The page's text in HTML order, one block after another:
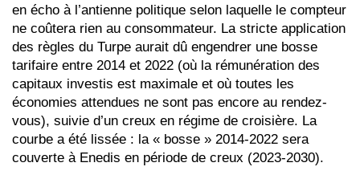
en écho à l’antienne politique selon laquelle le compteur
ne coûtera rien au consommateur. La stricte application
des règles du Turpe aurait dû engendrer une bosse
tarifaire entre 2014 et 2022 (où la rémunération des
capitaux investis est maximale et où toutes les
économies attendues ne sont pas encore au rendez-
vous), suivie d’un creux en régime de croisière. La
courbe a été lissée : la « bosse » 2014-2022 sera
couverte à Enedis en période de creux (2023-2030).